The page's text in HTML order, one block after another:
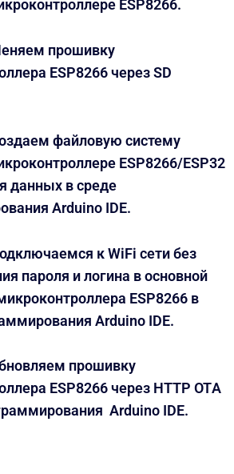
ESP8266.
прошивку
ESP8266 через SD
файловую систему
ESP8266/ESP32
данных в среде
Arduino IDE.
к WiFi сети без
пароля и логина в основной
ESP8266 в
Arduino IDE.
прошивку
ESP8266 через HTTP OTА
Arduino IDE.